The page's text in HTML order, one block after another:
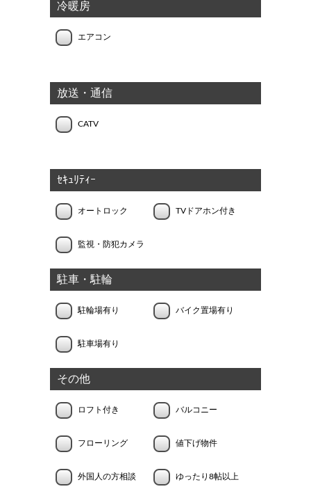
冷暖房
エアコン
放送・通信
CATV
ｾｷｭﾘﾃｨｰ
オートロック TVドアホン付き
監視・防犯カメラ
駐車・駐輪
駐輪場有り バイク置場有り
駐車場有り
その他
ロフト付き バルコニー
フローリング 値下げ物件
外国人の方相談 ゆったり8帖以上